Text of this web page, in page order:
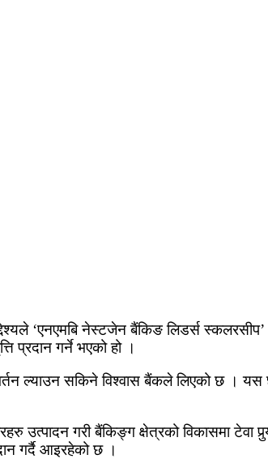
‘एनएमबि नेस्टजेन बैंकिङ लिडर्स
प्रदान गर्ने भएको हो ।
ल्याउन सकिने विश्वास बैंकले लिएको छ । यस
उत्पादन गरी बैंकिङ्ग क्षेत्रको विकासमा
गर्दै आइरहेको छ ।